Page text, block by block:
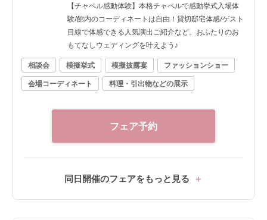
【チャペル感動体験】本格チャペルで感動挙式入場体
験/館内のコーディネートは自由！貸切邸宅体感/ゲスト
目線で体感できる人気演出ご紹介など。おふたりのお
もてなしウェディングを叶えよう♪
相談会
模擬挙式 模擬披露宴
ファッションショー
会場コーディネート
料理・引出物などの展示
フェア予約
同日開催のフェアをもっと見る